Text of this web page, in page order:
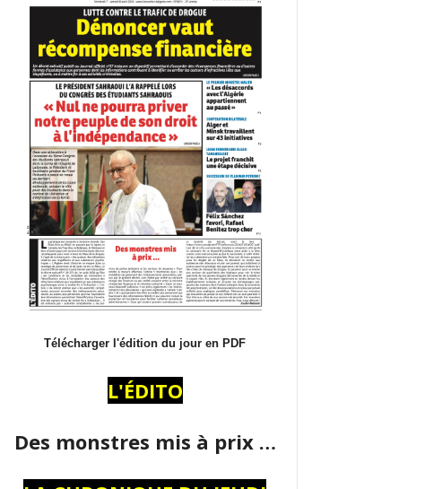
Télécharger l'édition du jour en PDF
L'ÉDITO
Des monstres mis à prix …